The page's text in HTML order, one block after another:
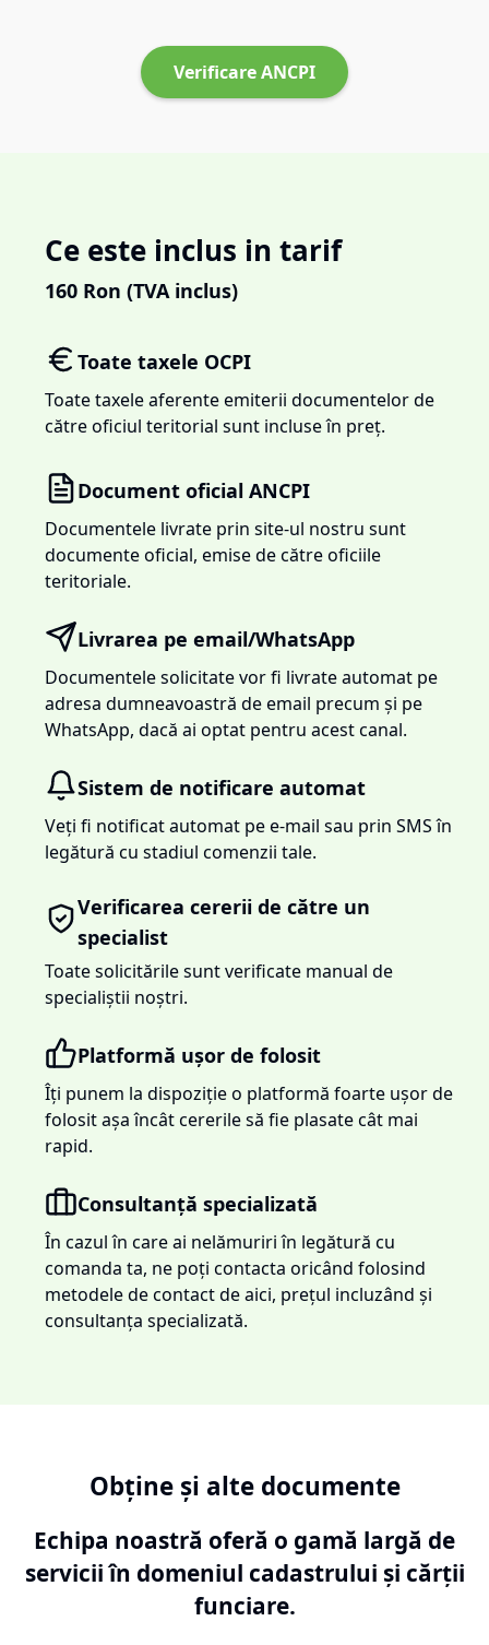
Verificare ANCPI
Ce este inclus in tarif
160 Ron (TVA inclus)
Toate taxele OCPI
Toate taxele aferente emiterii documentelor de
către oficiul teritorial sunt incluse în preț.
Document oficial ANCPI
Documentele livrate prin site-ul nostru sunt
documente oficial, emise de către oficiile
teritoriale.
Livrarea pe email/WhatsApp
Documentele solicitate vor fi livrate automat pe
adresa dumneavoastră de email precum și pe
WhatsApp, dacă ai optat pentru acest canal.
Sistem de notificare automat
Veți fi notificat automat pe e-mail sau prin SMS în
legătură cu stadiul comenzii tale.
Verificarea cererii de către un
specialist
Toate solicitările sunt verificate manual de
specialiștii noștri.
Platformă ușor de folosit
Îți punem la dispoziție o platformă foarte ușor de
folosit așa încât cererile să fie plasate cât mai
rapid.
Consultanță specializată
În cazul în care ai nelămuriri în legătură cu
comanda ta, ne poți contacta oricând folosind
metodele de contact de aici, prețul incluzând și
consultanța specializată.
Obține și alte documente
Echipa noastră oferă o gamă largă de
servicii în domeniul cadastrului și cărții
funciare.